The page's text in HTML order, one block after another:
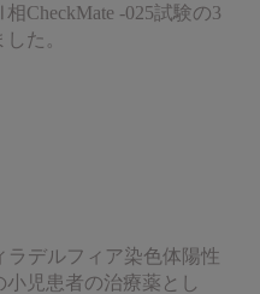
CheckMate -025試験の3
た。
ラデルフィア染色体陽性
児患者の治療薬とし